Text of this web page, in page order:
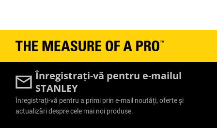
Înregistrați-vă pentru e-mailul
STANLEY
Înregistrați-vă pentru a primi prin e-mail noutăți, oferte și
actualizări despre cele mai noi produse.